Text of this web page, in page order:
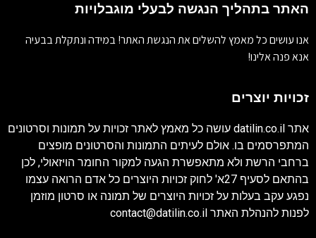
האתר בתהליך הנגשה לבעלי מוגבלויות
אנו עושים כל מאמץ להשלים את הנגשת האתר! במידה ונתקלת בבעיה
אנא פנה אלינו!
זכויות יוצרים
אתר datilin.co.il עושה כל מאמץ לאתר זכויות על תמונות וסרטונים
המתפרסמים בו. אולם לעיתים התמונות והסרטונים מופצים
ברחבי הרשת ולא מתאפשרת הגעה למקור החומר הויזאולי, לכן
בהתאם לסעיף 27א' לחוק זכויות היוצרים כל אדם הרואה עצמו
נפגע עקב בעלות על זכויות היוצרים של תמונה או סרטון מוזמן
לפנות להנהלת האתר contact@datilin.co.il